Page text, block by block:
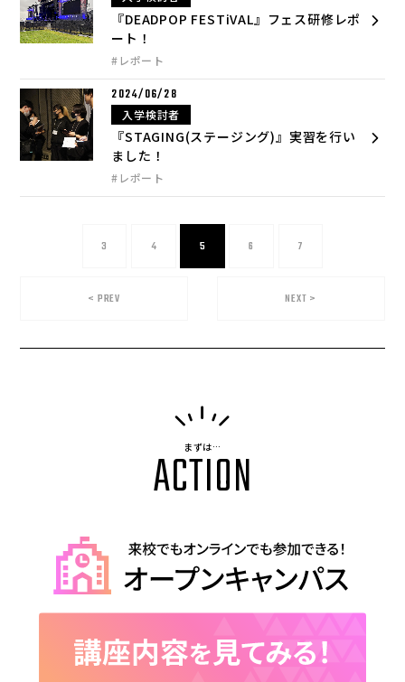
『DEADPOP FESTiVAL』フェス研修レポ
ート！
#レポート
2024/06/28
入学検討者
『STAGING(ステージング)』実習を行い
ました！
#レポート
< PREV
3 4 5 6 7
NEXT >
まずは…
ACTION